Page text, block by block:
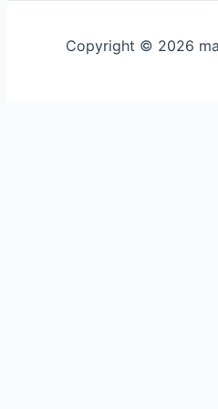
Copyright © 2026